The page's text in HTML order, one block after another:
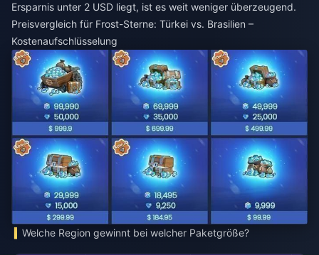
Ersparnis unter 2 USD liegt, ist es weit weniger überzeugend.
Preisvergleich für Frost-Sterne: Türkei vs. Brasilien –
Kostenaufschlüsselung
Welche Region gewinnt bei welcher Paketgröße?